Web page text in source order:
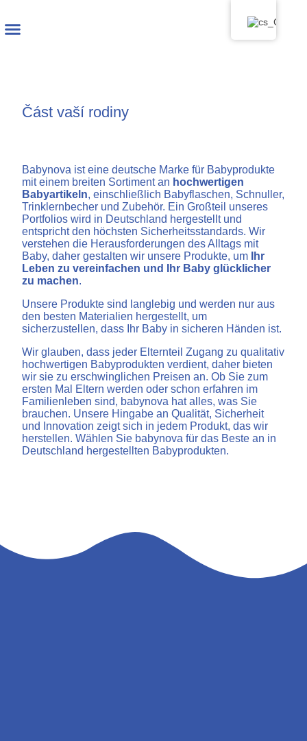
Část vaší rodiny
Babynova ist eine deutsche Marke für Babyprodukte
mit einem breiten Sortiment an hochwertigen
Babyartikeln, einschließlich Babyflaschen, Schnuller,
Trinklernbecher und Zubehör. Ein Großteil unseres
Portfolios wird in Deutschland hergestellt und
entspricht den höchsten Sicherheitsstandards. Wir
verstehen die Herausforderungen des Alltags mit
Baby, daher gestalten wir unsere Produkte, um
Ihr
Leben zu vereinfachen und Ihr Baby glücklicher
zu machen.
Unsere Produkte sind langlebig und werden nur aus
den besten Materialien hergestellt, um
sicherzustellen, dass Ihr Baby in sicheren Händen ist.
Wir glauben, dass jeder Elternteil Zugang zu qualitativ
hochwertigen Babyprodukten verdient, daher bieten
wir sie zu erschwinglichen Preisen an. Ob Sie zum
ersten Mal Eltern werden oder schon erfahren im
Familienleben sind, babynova hat alles, was Sie
brauchen. Unsere Hingabe an Qualität, Sicherheit
und Innovation zeigt sich in jedem Produkt, das wir
herstellen. Wählen Sie babynova für das Beste an in
Deutschland hergestellten Babyprodukten.